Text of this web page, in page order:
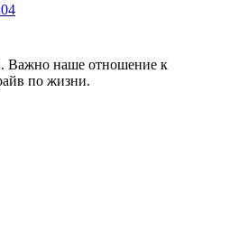
Важно наше отношение к
по жизни.